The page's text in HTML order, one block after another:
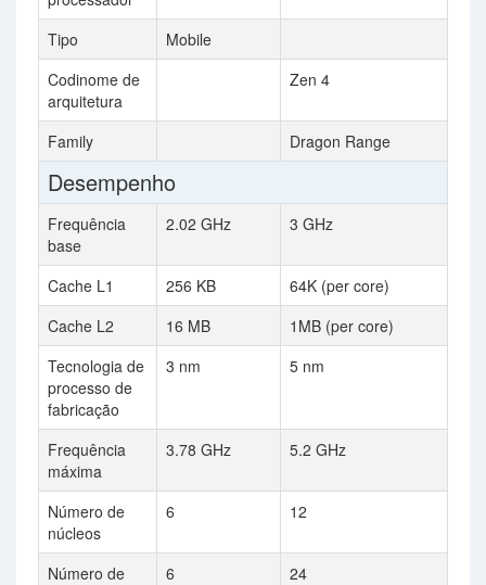
Tipo
Mobile
Codinome de
arquitetura
Zen 4
Family Dragon Range
Desempenho
Frequência
base
2.02 GHz 3 GHz
Cache L1 256 KB
64K (per core)
Cache L2
16 MB
1MB (per core)
Tecnologia de
processo de
fabricação
3 nm 5 nm
Frequência
máxima
3.78 GHz 5.2 GHz
Número de
núcleos
6 12
Número de
6 24